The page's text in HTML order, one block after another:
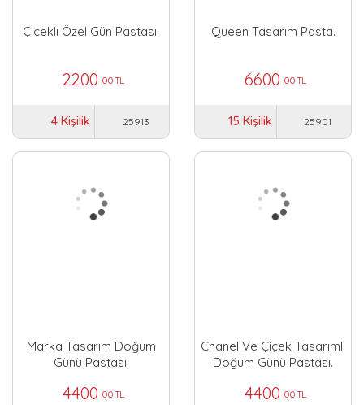
Çiçekli Özel Gün Pastası.
2200 ,00 TL
4 Kişilik 25913
Queen Tasarım Pasta.
6600 ,00 TL
15 Kişilik 25901
Marka Tasarım Doğum
Günü Pastası.
4400 ,00 TL
Chanel Ve Çiçek Tasarımlı
Doğum Günü Pastası.
4400 ,00 TL